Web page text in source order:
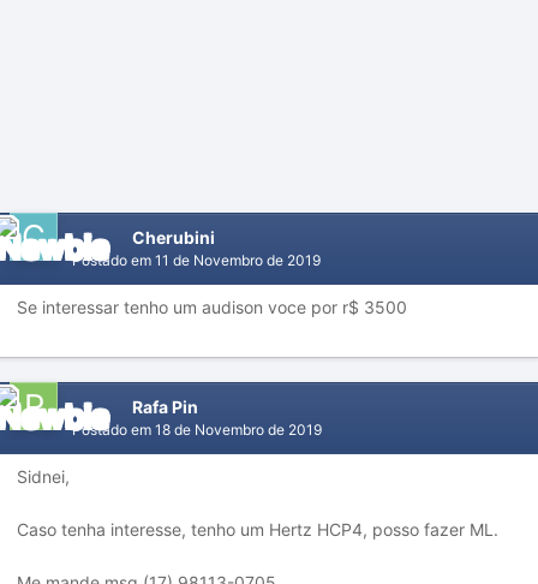
Cherubini
Postado em 11 de Novembro de 2019
Se interessar tenho um audison voce por r$ 3500
Rafa Pin
Postado em 18 de Novembro de 2019
Sidnei,
Caso tenha interesse, tenho um Hertz HCP4, posso fazer ML.